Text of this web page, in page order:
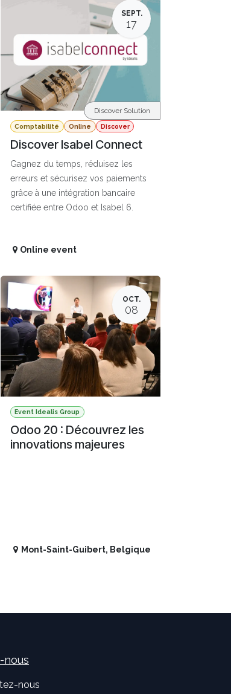
SEPT.
17
Comptabilité Online Discover
Discover Isabel Connect
Gagnez du temps, réduisez les
erreurs et sécurisez vos paiements
grâce à une intégration bancaire
certifiée entre Odoo et Isabel 6.
Discover Solution
Online event
OCT.
08
Event Idealis Group
Odoo 20 : Découvrez les
innovations majeures
Mont-Saint-Guibert, Belgique
nous
nous